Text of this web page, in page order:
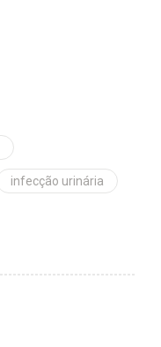
infecção urinária